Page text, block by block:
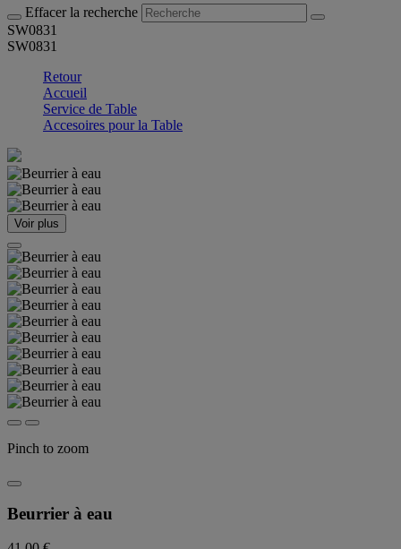
Effacer la recherche
SW0831
SW0831
Retour
Accueil
Service de Table
Accesoires pour la Table
Voir plus
Pinch to zoom
Beurrier à eau